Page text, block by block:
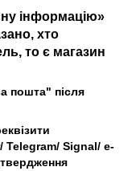
інформацію»
хто
то є магазин
пошта" після
Signal/ e-